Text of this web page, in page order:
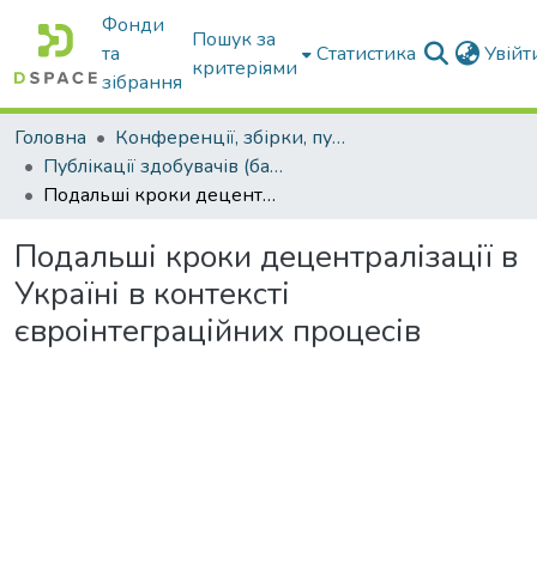
Фонди
та
зібрання
Пошук за
критеріями
Статистика
Головна
Конференції, збірки, публікації молодих вчених і здобувачів : магістрів, бакалаврів, аспірантів.
Публікації здобувачів (бакалаврів. магістрів, аспірантів)
Подальші кроки децентралізації в Україні в контексті євроінтеграційних процесів
Подальші кроки децентралізації в
Україні в контексті
євроінтеграційних процесів